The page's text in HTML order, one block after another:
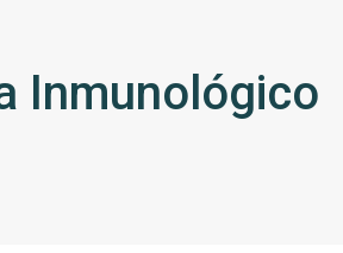
Inmunológico